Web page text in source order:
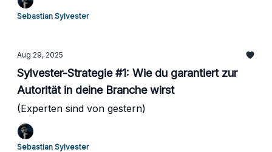
Sebastian Sylvester
Aug 29, 2025
Sylvester-Strategie #1: Wie du garantiert zur
Autorität in deine Branche wirst
(Experten sind von gestern)
Sebastian Sylvester